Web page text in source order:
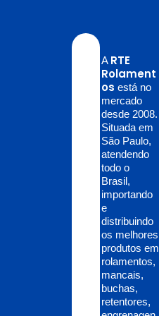
A RTE
Rolament
os está no
mercado
desde 2008.
Situada em
São Paulo,
atendendo
todo o
Brasil,
importando
e
distribuindo
os melhores
produtos em
rolamentos,
mancais,
buchas,
retentores,